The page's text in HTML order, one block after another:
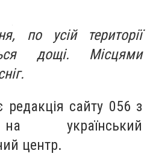
по усій території
дощі. Місцями
сайту 056 з
український
центр.